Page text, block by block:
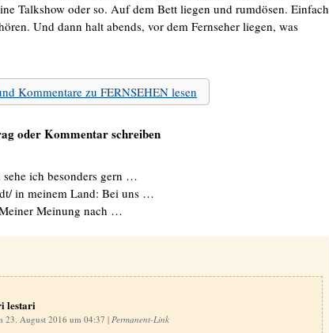
Talkshow oder so. Auf dem Bett liegen und rumdösen. Einfach
Und dann halt abends, vor dem Fernseher liegen, was
Kommentare zu FERNSEHEN lesen
oder Kommentar schreiben
sehe ich besonders gern …
in meinem Land: Bei uns …
Meinung nach …
lestari
23. August 2016 um 04:37 | Permanent-Link